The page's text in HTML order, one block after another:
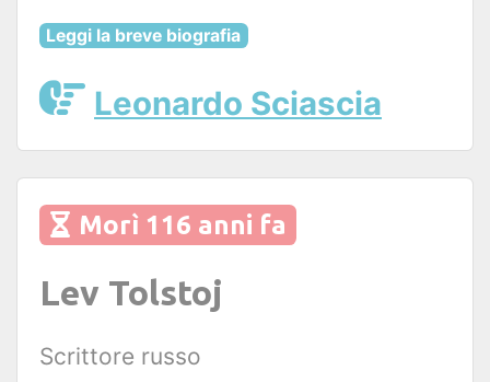
Leggi la breve biografia
Leonardo Sciascia
Morì 116 anni fa
Lev Tolstoj
Scrittore russo